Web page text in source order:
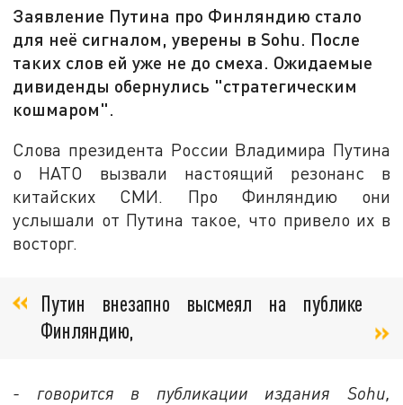
Заявление Путина про Финляндию стало
для неё сигналом, уверены в Sohu. После
таких слов ей уже не до смеха. Ожидаемые
дивиденды обернулись "стратегическим
кошмаром".
Слова президента России Владимира Путина
о НАТО вызвали настоящий резонанс в
китайских СМИ. Про Финляндию они
услышали от Путина такое, что привело их в
восторг.
Путин внезапно высмеял на публике
Финляндию,
- говорится в публикации издания Sohu,